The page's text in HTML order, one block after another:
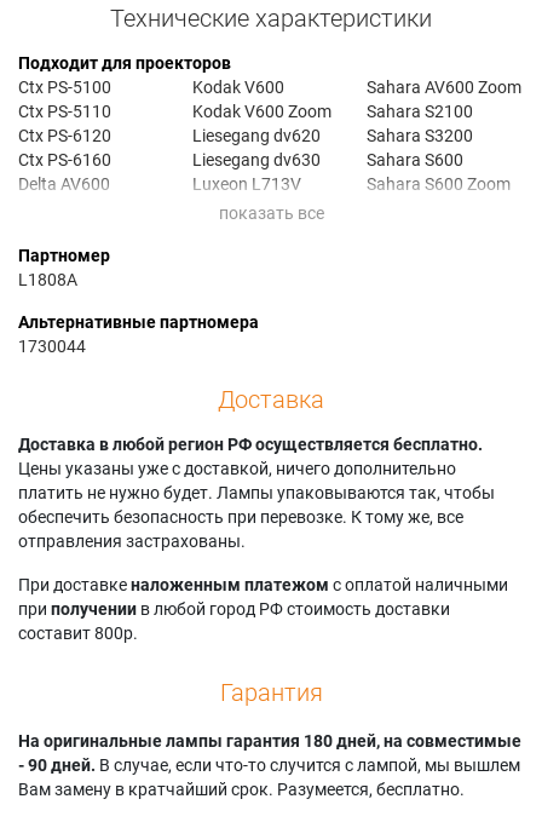
Технические характеристики
Подходит для проекторов
Ctx PS-5100
Ctx PS-5110
Ctx PS-6120
Ctx PS-6160
Delta AV600
Dukane ImagePro
8038
Geha compact 230
Geha compact 230+
Kodak V600
Kodak V600 Zoom
Liesegang dv620
Liesegang dv630
Luxeon L713V
Luxeon X2+
Reflecta V3100
Sahara AV600 Zoom
Sahara S2100
Sahara S3200
Sahara S600
Sahara S600 Zoom
Партномер
L1808A
Альтернативные партномера
1730044
Доставка
Доставка в любой регион РФ осуществляется бесплатно.
Цены указаны уже с доставкой, ничего дополнительно
платить не нужно будет. Лампы упаковываются так, чтобы
обеспечить безопасность при перевозке. К тому же, все
отправления застрахованы.
При доставкеналоженным платежом с оплатой наличными
при получении в любой город РФ стоимость доставки
составит 800р.
Гарантия
На оригинальные лампы гарантия 180 дней, на совместимые
- 90 дней. В случае, если что-то случится с лампой, мы вышлем
Вам замену в кратчайший срок. Разумеется, бесплатно.